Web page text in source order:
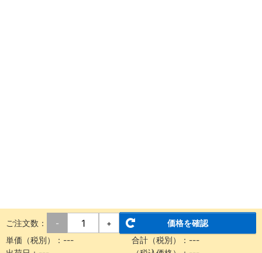
ご注文数： - +
価格を確認
単価（税別）：---
合計（税別）：---